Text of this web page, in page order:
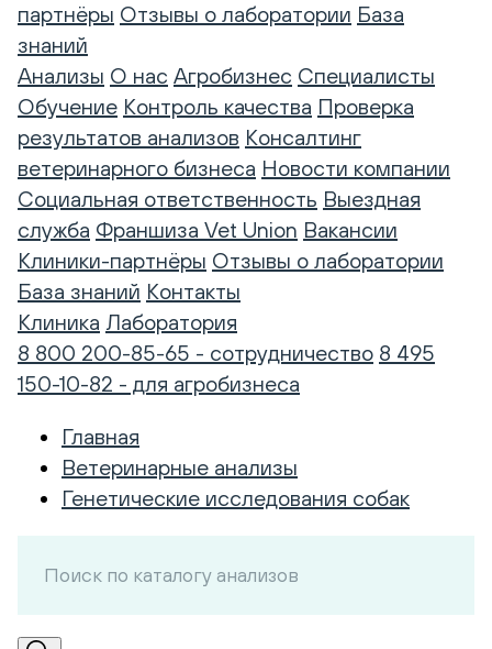
партнёры Отзывы о лаборатории База
знаний
Анализы О нас Агробизнес Специалисты
Обучение Контроль качества Проверка
результатов анализов Консалтинг
ветеринарного бизнеса Новости компании
Социальная ответственность Выездная
служба Франшиза Vet Union Вакансии
Клиники-партнёры Отзывы о лаборатории
База знаний Контакты
Клиника Лаборатория
8 800 200-85-65 - сотрудничество 8 495
150-10-82 - для агробизнеса
Главная
Ветеринарные анализы
Генетические исследования собак